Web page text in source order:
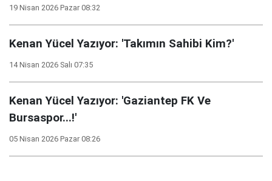
19 Nisan 2026 Pazar 08:32
Kenan Yücel Yazıyor: 'Takımın Sahibi Kim?'
14 Nisan 2026 Salı 07:35
Kenan Yücel Yazıyor: 'Gaziantep FK Ve
Bursaspor...!'
05 Nisan 2026 Pazar 08:26